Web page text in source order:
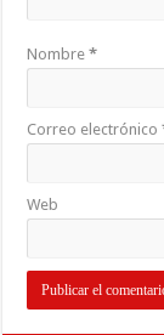
Nombre*
Correo electrónico
Web